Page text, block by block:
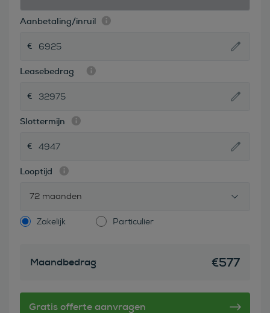
Aanbetaling/inruil
Leasebedrag
Slottermijn
Looptijd
72 maanden
Zakelijk Particulier
Maandbedrag €577